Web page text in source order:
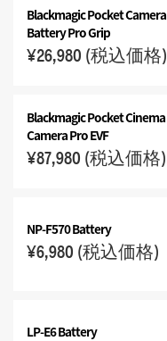
Blackmagic PocketCamera
Battery Pro Grip
¥26,980 (税込価格)
Blackmagic PocketCinema
Camera Pro EVF
¥87,980 (税込価格)
NP-F570 Battery
¥6,980 (税込価格)
LP-E6 Battery